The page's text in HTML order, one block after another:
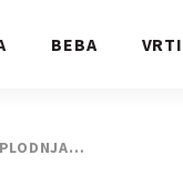
BEBA